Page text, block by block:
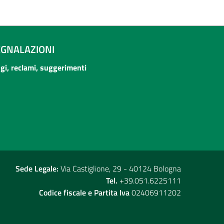
reclami, suggerimenti
Sede Legale: Via Castiglione, 29 - 40124 Bologna
Tel. +39.051.6225111
Codice fiscale e Partita Iva02406911202